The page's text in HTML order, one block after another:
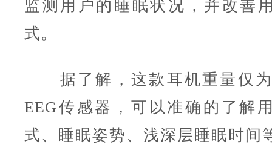
监测用户的睡眠状况，并改善
式。
据了解，这款耳机重量仅为
EEG传感器，可以准确的了解
式、睡眠姿势、浅深层睡眠时间